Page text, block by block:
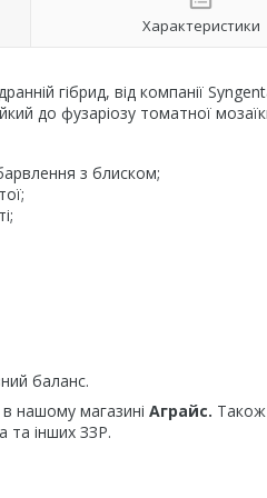
Характеристики
гібрид, від компанії
до фузаріозу томатної
з блиском;
баланс.
нашому магазині Аграйс.
та інших ЗЗР.